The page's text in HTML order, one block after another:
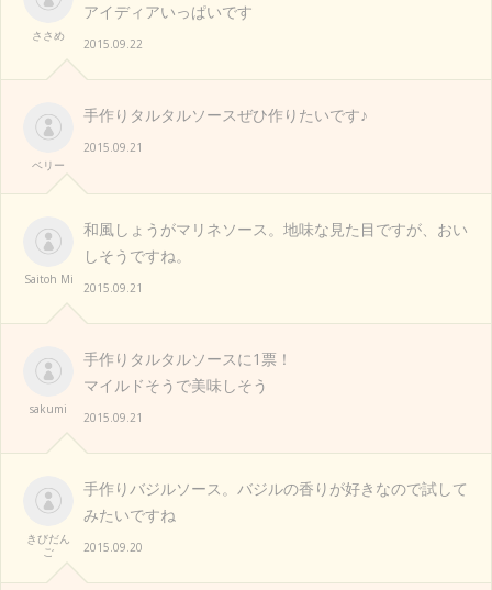
ささめ
アイディアいっぱいです
2015.09.22
ベリー
手作りタルタルソースぜひ作りたいです♪
2015.09.21
Saitoh Mi
和風しょうがマリネソース。地味な見た目ですが、おい
しそうですね。
2015.09.21
sakumi
手作りタルタルソースに1票！
マイルドそうで美味しそう
2015.09.21
きびだん
ご
手作りバジルソース。バジルの香りが好きなので試して
みたいですね
2015.09.20